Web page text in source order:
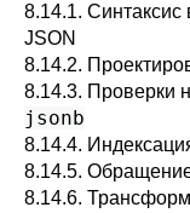
8.14.1.
JSON
8.14.2.
8.14.3. Проверки
jsonb
8.14.4.
8.14.5.
8.14.6.